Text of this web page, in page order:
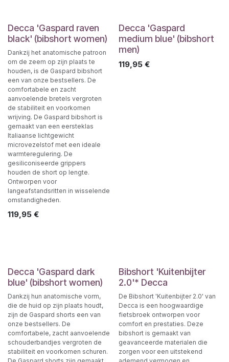
Decca 'Gaspard raven
black' (bibshort women)
Dankzij het anatomische patroon
om de zeem op zijn plaats te
houden, is de Gaspard bibshort
een van onze bestsellers. De
comfortabele en zacht
aanvoelende bretels vergroten
de stabiliteit en voorkomen
wrijving. De Gaspard bibshort is
gemaakt van een eersteklas
Italiaanse lichtgewicht
microvezelstof met een ideale
warmteregulering. De
gesiliconiseerde grippers
houden de short op lengte.
Ontworpen voor
langeafstandsritten in wisselende
omstandigheden.
119,95 €
Decca 'Gaspard
medium blue' (bibshort
men)
119,95€
Decca 'Gaspard dark
blue' (bibshort women)
Dankzij hun anatomische vorm,
die de huid op zijn plaats houdt,
zijn de Gaspard shorts een van
onze bestsellers. De
comfortabele, zacht aanvoelende
schouderbandjes vergroten de
stabiliteit en voorkomen schuren.
Bibshort 'Kuitenbijter
2.0'* Decca
De Bibshort 'Kuitenbijter 2.0' van
Decca is een hoogwaardige
fietsbroek ontworpen voor
comfort en prestaties. Deze
bibshort is gemaakt van
geavanceerde materialen die
zorgen voor een uitstekend